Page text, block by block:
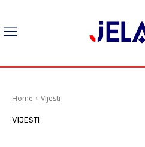
Home Vijesti
VIJESTI